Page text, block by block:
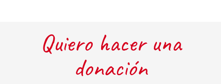
Quiero hacer una
donación